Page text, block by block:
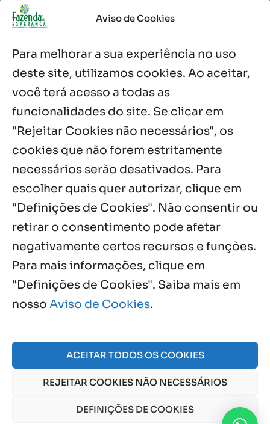
Aviso de Cookies
Para melhorar a sua experiência no uso
deste site, utilizamos cookies. Ao aceitar,
você terá acesso a todas as
funcionalidades do site. Se clicar em
"Rejeitar Cookies não necessários", os
cookies que não forem estritamente
necessários serão desativados. Para
escolher quais quer autorizar, clique em
"Definições de Cookies". Não consentir ou
retirar o consentimento pode afetar
negativamente certos recursos e funções.
Para mais informações, clique em
"Definições de Cookies". Saiba mais em
nosso Aviso de Cookies.
ACEITAR TODOS OS COOKIES
REJEITAR COOKIES NÃO NECESSÁRIOS
DEFINIÇÕES DE COOKIES
de Guadalajara
Fazenda Dom Mário comemora 5 anos
com testemunhos e missa em São
Cristóvão
5 ago, 2026
Notícias por Categoria
Agosto, 2026
da Esperança. CNPJ: 48555775000150 |
Aviso de Cookies
eAviso de Privacidade